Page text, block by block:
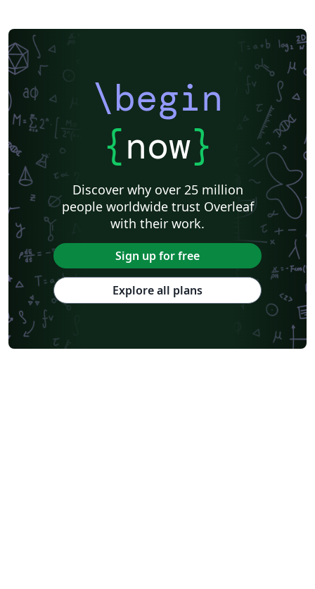
\begin
{now}
Discover why over 25 million
people worldwide trust Overleaf
with their work.
Sign up for free
Explore all plans